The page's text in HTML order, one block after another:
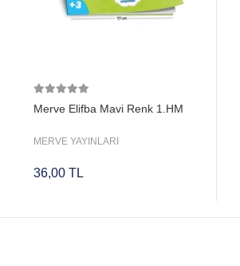
Merve Elifba Mavi Renk 1.HM
MERVE YAYINLARI
36,00 TL